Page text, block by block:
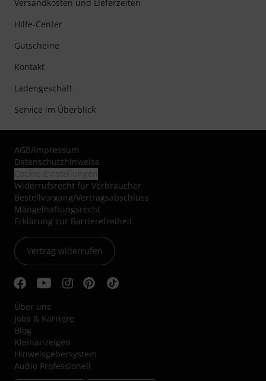
Versandkosten und Lieferzeiten
Hilfe-Center
Gutscheine
Kontakt
Ladengeschäft
Service im Überblick
AGB/Impressum
Datenschutzhinweise
Widerrufsrecht für Verbraucher
Bestellvorgang/Vertragsabschluss
Mängelhaftungsrecht
Erklärung zur Barrierefreiheit
Vertrag widerrufen
Über uns
Jobs & Karriere
Blog
Kleinanzeigen
Hinweisgebersystem
Audio Professionell